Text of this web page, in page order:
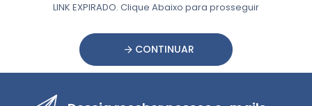
LINK EXPIRADO. Clique Abaixo para prosseguir
CONTINUAR